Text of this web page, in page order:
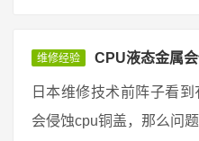
维修经验 CPU液态金属
日本维修技术前阵子看
会侵蚀cpu铜盖，那么问